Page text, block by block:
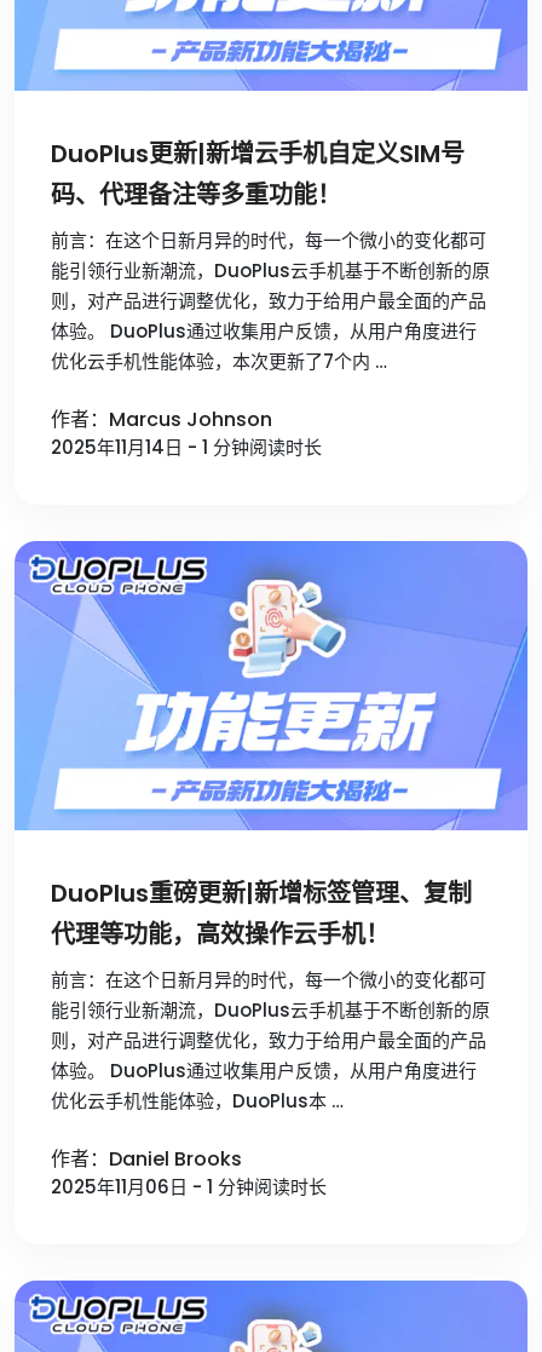
DuoPlus更新|新增云手机自定义SIM号
码、代理备注等多重功能！
前言：在这个日新月异的时代，每一个微小的变化都可
能引领行业新潮流，DuoPlus云手机基于不断创新的原
则，对产品进行调整优化，致力于给用户最全面的产品
体验。 DuoPlus通过收集用户反馈，从用户角度进行
优化云手机性能体验，本次更新了7个内 …
作者：Marcus Johnson
2025年11月14日 - 1 分钟阅读时长
DuoPlus重磅更新|新增标签管理、复制
代理等功能，高效操作云手机！
前言：在这个日新月异的时代，每一个微小的变化都可
能引领行业新潮流，DuoPlus云手机基于不断创新的原
则，对产品进行调整优化，致力于给用户最全面的产品
体验。 DuoPlus通过收集用户反馈，从用户角度进行
优化云手机性能体验，DuoPlus本 …
作者：Daniel Brooks
2025年11月06日 - 1 分钟阅读时长